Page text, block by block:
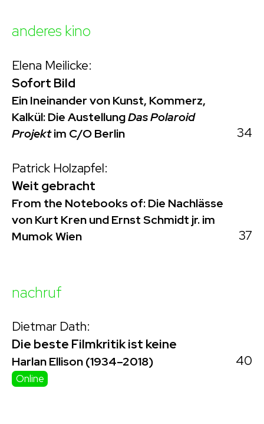
anderes kino
Elena Meilicke:
Sofort Bild
Ein Ineinander von Kunst, Kommerz,
Kalkül: Die AustellungDas Polaroid
Projektim C/O Berlin 34
Patrick Holzapfel:
Weit gebracht
From the Notebooks of: Die Nachlässe
von Kurt Kren und Ernst Schmidt jr. im
Mumok Wien
37
nachruf
Dietmar Dath:
Die beste Filmkritik ist keine
Harlan Ellison (1934–2018)
Online
40